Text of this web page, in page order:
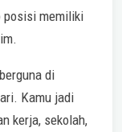
posisi memiliki
di
Kamu jadi
kerja, sekolah,